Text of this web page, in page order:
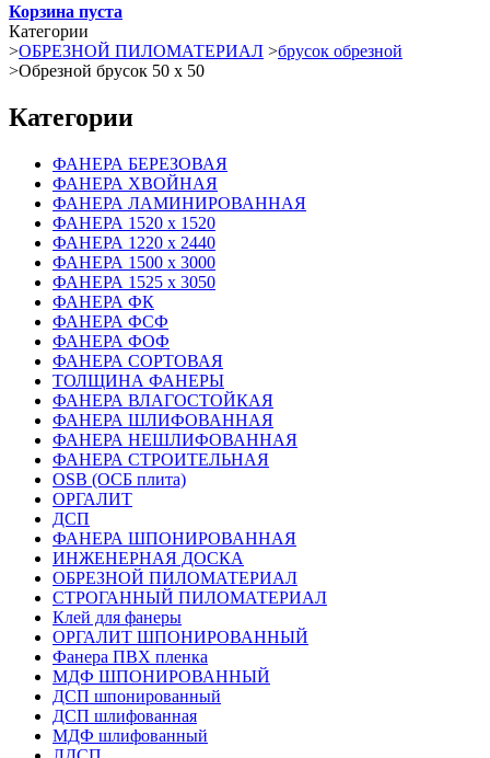
Корзина пуста
Категории
>ОБРЕЗНОЙ ПИЛОМАТЕРИАЛ >брусок обрезной
>Обрезной брусок 50 х 50
Категории
ФАНЕРА БЕРЕЗОВАЯ
ФАНЕРА ХВОЙНАЯ
ФАНЕРА ЛАМИНИРОВАННАЯ
ФАНЕРА 1520 х 1520
ФАНЕРА 1220 х 2440
ФАНЕРА 1500 х 3000
ФАНЕРА 1525 х 3050
ФАНЕРА ФК
ФАНЕРА ФСФ
ФАНЕРА ФОФ
ФАНЕРА СОРТОВАЯ
ТОЛЩИНА ФАНЕРЫ
ФАНЕРА ВЛАГОСТОЙКАЯ
ФАНЕРА ШЛИФОВАННАЯ
ФАНЕРА НЕШЛИФОВАННАЯ
ФАНЕРА СТРОИТЕЛЬНАЯ
OSB (ОСБ плита)
ОРГАЛИТ
ДСП
ФАНЕРА ШПОНИРОВАННАЯ
ИНЖЕНЕРНАЯ ДОСКА
ОБРЕЗНОЙ ПИЛОМАТЕРИАЛ
СТРОГАННЫЙ ПИЛОМАТЕРИАЛ
Клей для фанеры
ОРГАЛИТ ШПОНИРОВАННЫЙ
Фанера ПВХ пленка
МДФ ШПОНИРОВАННЫЙ
ДСП шпонированный
ДСП шлифованная
МДФ шлифованный